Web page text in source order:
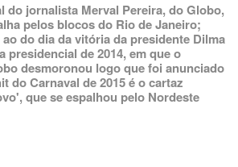
do jornalista Merval Pereira, do Globo,
pelos blocos do Rio de Janeiro;
do dia da vitória da presidente Dilma
presidencial de 2014, em que o
desmoronou logo que foi anunciado
do Carnaval de 2015 é o cartaz
que se espalhou pelo Nordeste